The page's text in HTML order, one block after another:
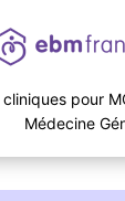
pour
Médecine